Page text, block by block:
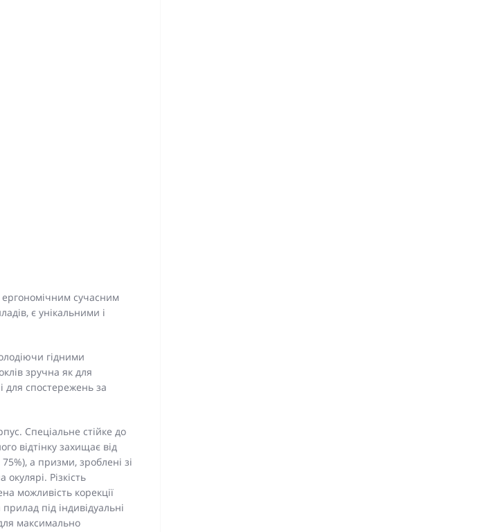
ергономічним сучасним
є унікальними і
гідними
зручна як для
для спостережень за
Спеціальне стійке до
відтінку захищає від
а призми, зроблені зі
Різкість
можливість корекції
під індивідуальні
максимально